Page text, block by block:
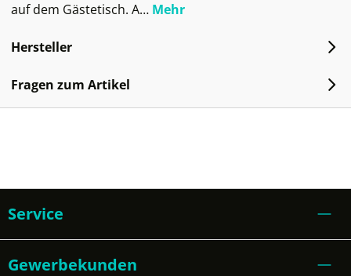
auf dem Gästetisch. A… Mehr
Hersteller
Fragen zum Artikel
Service
Gewerbekunden